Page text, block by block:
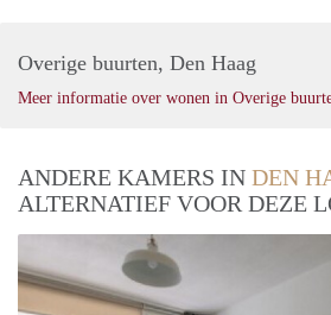
Overige buurten, Den Haag
Meer informatie over wonen in Overige
ANDERE KAMERS IN DEN
ALTERNATIEF VOOR DEZE